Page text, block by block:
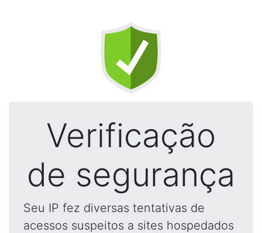
Verificação
de segurança
Seu IP fez diversas tentativas de
acessos suspeitos a sites hospedados